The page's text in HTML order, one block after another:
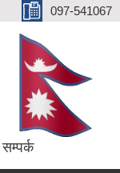
097-541067
सम्पर्क